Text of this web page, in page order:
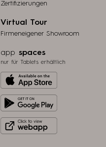
Zertifizierungen
Virtual Tour
Firmeneigener Showroom
app spaces
nur für Tablets erhältlich
from
store
it
Play
to